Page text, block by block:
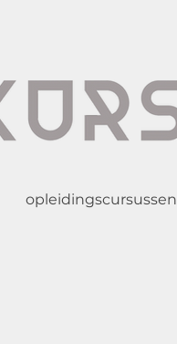
opleidingscursussen